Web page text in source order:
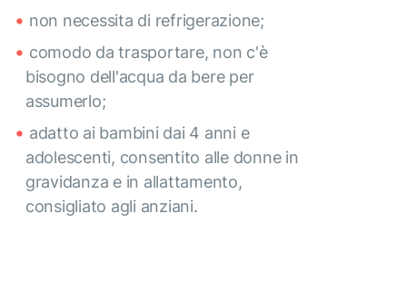
non necessita di refrigerazione;
comodo da trasportare, non c'è
bisogno dell'acqua da bere per
assumerlo;
adatto ai bambini dai 4 anni e
adolescenti, consentito alle donne in
gravidanza e in allattamento,
consigliato agli anziani.